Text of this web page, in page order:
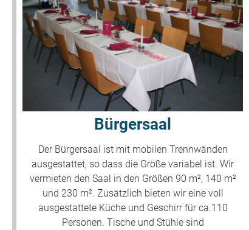
Bürgersaal
Der Bürgersaal ist mit mobilen Trennwänden
ausgestattet, so dass die Größe variabel ist. Wir
vermieten den Saal in den Größen 90 m², 140 m²
und 230 m². Zusätzlich bieten wir eine voll
ausgestattete Küche und Geschirr für ca.110
Personen. Tische und Stühle sind